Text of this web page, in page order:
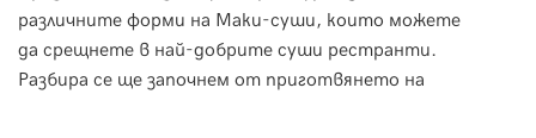
различните форми на Маки-суши, които можете
да срещнете в най-добрите суши рестранти.
Разбира се ще започнем от приготвянето на